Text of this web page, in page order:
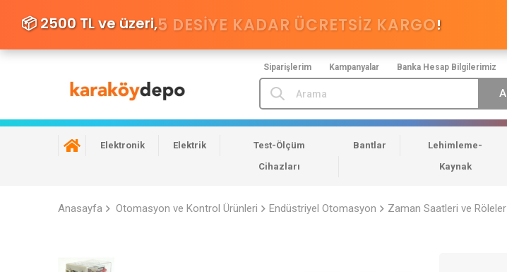
Siparişlerim Kampanyalar Banka Hesap Bilgilerimiz
📦 2500 TL ve üzeri,5 DESIYE KADAR ÜCRETSİZ KARGO!
Elektronik Elektrik
Test-Ölçüm
Cihazları
Bantlar
Lehimleme-
Kaynak
Anasayfa Otomasyon ve Kontrol Ürünleri Endüstriyel Otomasyon Zaman Saatleri ve Röleler